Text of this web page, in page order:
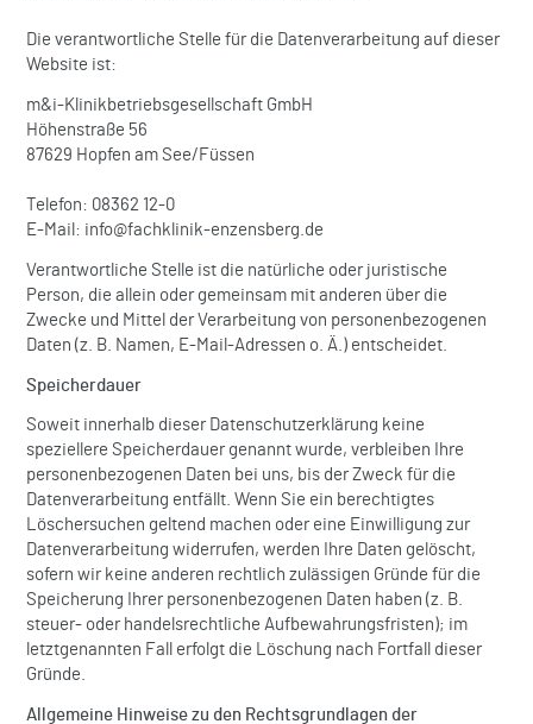
Die verantwortliche Stelle für die Datenverarbeitung auf dieser
Website ist:
m&i-Klinikbetriebsgesellschaft GmbH
Höhenstraße 56
87629 Hopfen am See/Füssen
Telefon: 08362 12-0
E-Mail: info@fachklinik-enzensberg.de
Verantwortliche Stelle ist die natürliche oder juristische
Person, die allein oder gemeinsam mit anderen über die
Zwecke und Mittel der Verarbeitung von personenbezogenen
Daten (z. B. Namen, E-Mail-Adressen o. Ä.) entscheidet.
Speicherdauer
Soweit innerhalb dieser Datenschutzerklärung keine
speziellere Speicherdauer genannt wurde, verbleiben Ihre
personenbezogenen Daten bei uns, bis der Zweck für die
Datenverarbeitung entfällt. Wenn Sie ein berechtigtes
Löschersuchen geltend machen oder eine Einwilligung zur
Datenverarbeitung widerrufen, werden Ihre Daten gelöscht,
sofern wir keine anderen rechtlich zulässigen Gründe für die
Speicherung Ihrer personenbezogenen Daten haben (z. B.
steuer- oder handelsrechtliche Aufbewahrungsfristen); im
letztgenannten Fall erfolgt die Löschung nach Fortfall dieser
Gründe.
Allgemeine Hinweise zu den Rechtsgrundlagen der